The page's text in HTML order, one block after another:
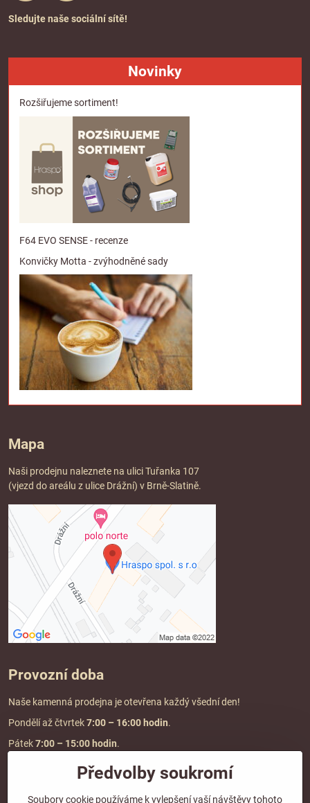
Sledujte naše sociální sítě!
Novinky
Rozšiřujeme sortiment!
F64 EVO SENSE - recenze
Konvičky Motta - zvýhodněné sady
Mapa
Naši prodejnu naleznete na ulici Tuřanka 107
(vjezd do areálu z ulice Drážní) v Brně-Slatině.
Provozní doba
Naše kamenná prodejna je otevřena každý všední den!
Pondělí až čtvrtek7:00 – 16:00 hodin.
Pátek7:00 – 15:00 hodin.
Doprava a platba
Předvolby soukromí
Soubory cookie používáme k vylepšení vaší návštěvy tohoto